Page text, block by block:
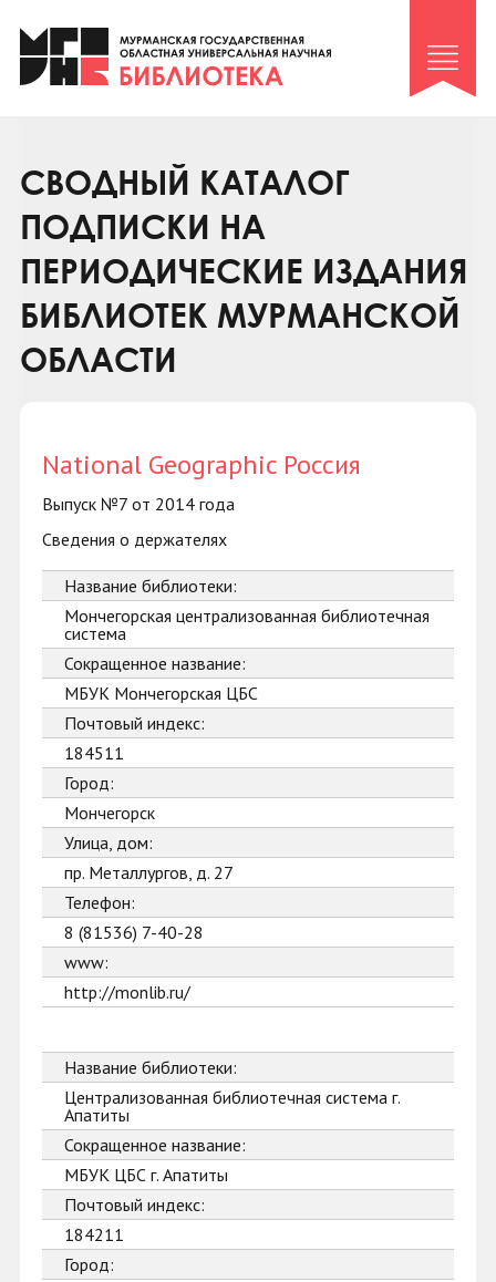
Клуб «Гиря и сельдерей»
Клуб «Семейный архив»
Коллегам
Контакты
СВОДНЫЙ КАТАЛОГ
ПОДПИСКИ НА
ПЕРИОДИЧЕСКИЕ ИЗДАНИЯ
БИБЛИОТЕК МУРМАНСКОЙ
ОБЛАСТИ
National Geographic Россия
Выпуск №7 от 2014 года
Сведения о держателях
Название библиотеки:
Мончегорская централизованная библиотечная
система
Сокращенное название:
МБУК Мончегорская ЦБС
Почтовый индекс:
184511
Город:
Мончегорск
Улица, дом:
пр. Металлургов, д. 27
Телефон:
8 (81536) 7-40-28
www:
http://monlib.ru/
Название библиотеки:
Централизованная библиотечная система г.
Апатиты
Сокращенное название:
МБУК ЦБС г. Апатиты
Почтовый индекс:
184211
Город: